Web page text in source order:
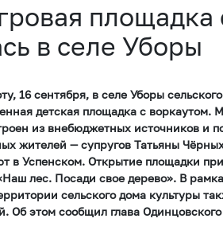
площадка
в селе Уборы
16 сентября, в селе Уборы
детская площадка с воркаутом.
из внебюджетных источников и
жителей — супругов Татьяны
в Успенском. Открытие площадки
лес. Посади свое дерево». В
сельского дома культуры
Об этом сообщил глава